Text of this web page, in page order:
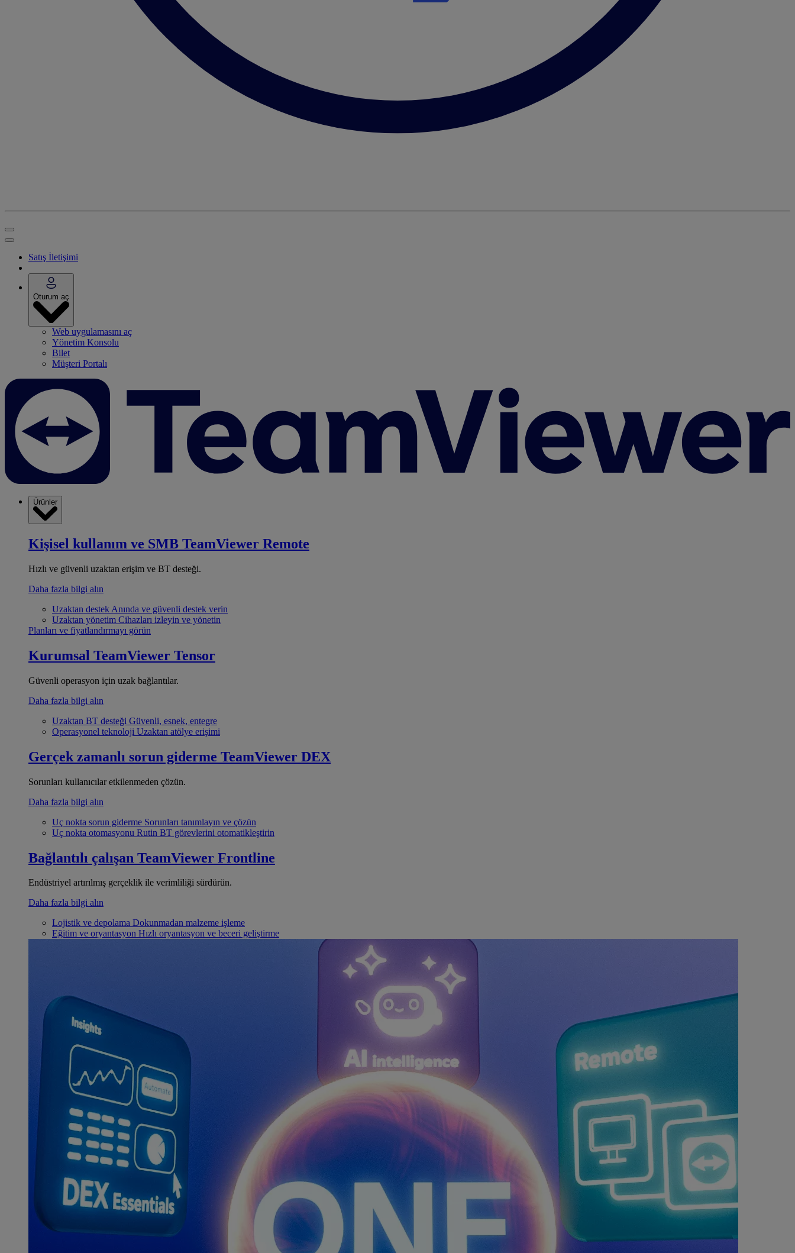
Satış İletişimi
Oturum aç
Web uygulamasını aç
Yönetim Konsolu
Bilet
Müşteri Portalı
Ürünler
Kişisel kullanım ve SMB TeamViewer Remote
Hızlı ve güvenli uzaktan erişim ve BT desteği.
Daha fazla bilgi alın
Uzaktan destek Anında ve güvenli destek verin
Uzaktan yönetim Cihazları izleyin ve yönetin
Planları ve fiyatlandırmayı görün
Kurumsal TeamViewer Tensor
Güvenli operasyon için uzak bağlantılar.
Daha fazla bilgi alın
Uzaktan BT desteği Güvenli, esnek, entegre
Operasyonel teknoloji Uzaktan atölye erişimi
Gerçek zamanlı sorun giderme TeamViewer DEX
Sorunları kullanıcılar etkilenmeden çözün.
Daha fazla bilgi alın
Uç nokta sorun giderme Sorunları tanımlayın ve çözün
Uç nokta otomasyonu Rutin BT görevlerini otomatikleştirin
Bağlantılı çalışan TeamViewer Frontline
Endüstriyel artırılmış gerçeklik ile verimliliği sürdürün.
Daha fazla bilgi alın
Lojistik ve depolama Dokunmadan malzeme işleme
Eğitim ve oryantasyon Hızlı oryantasyon ve beceri geliştirme